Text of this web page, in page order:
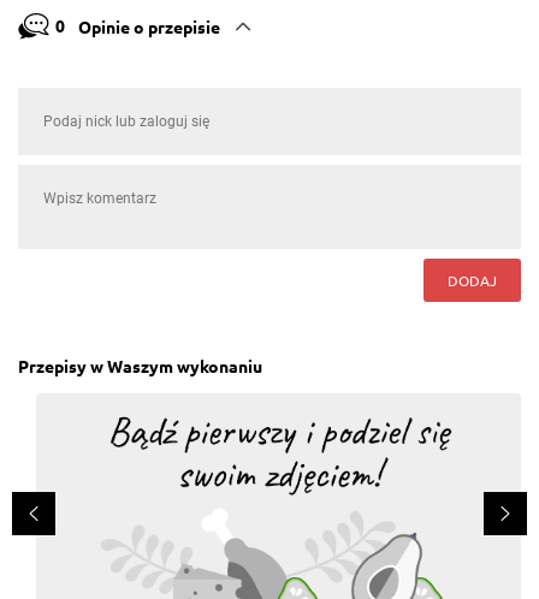
0 Opinie o przepisie
DODAJ
Przepisy w Waszym wykonaniu